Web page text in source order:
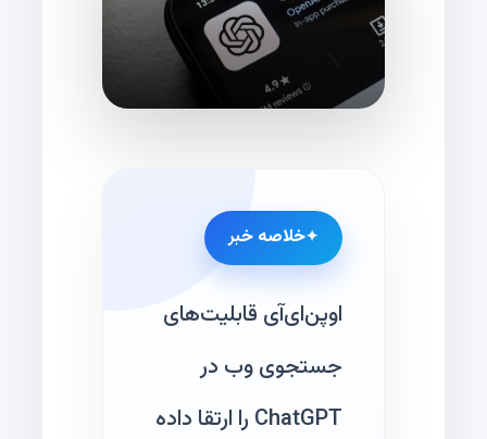
خلاصه خبر
اوپن‌ای‌آی قابلیت‌های
جستجوی وب در
ChatGPT را ارتقا داده